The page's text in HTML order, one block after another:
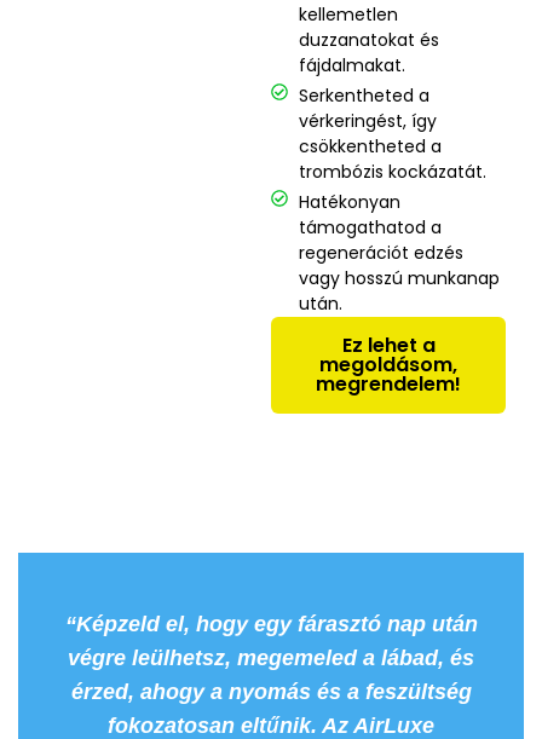
kellemetlen
duzzanatokat és
fájdalmakat.
Serkentheted a
vérkeringést, így
csökkentheted a
trombózis kockázatát.
Hatékonyan
támogathatod a
regenerációt edzés
vagy hosszú munkanap
után.
Ez lehet a
megoldásom,
megrendelem!
“Képzeld el, hogy egy fárasztó nap után
végre leülhetsz, megemeled a lábad, és
érzed, ahogy a nyomás és a feszültség
fokozatosan eltűnik. Az AirLuxe